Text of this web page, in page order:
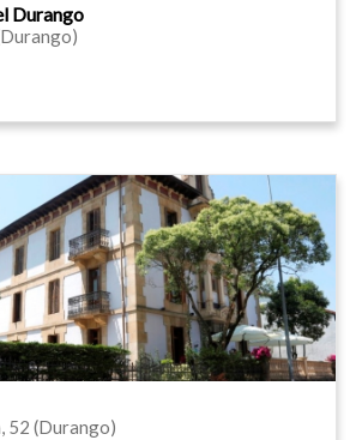
Durango
52 (Durango)